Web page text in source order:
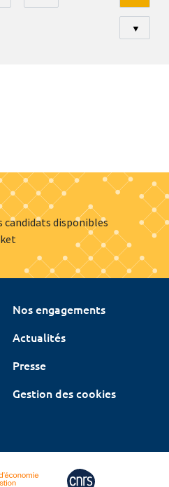
▼
candidats disponibles
Nos engagements
Actualités
Presse
Gestion des cookies